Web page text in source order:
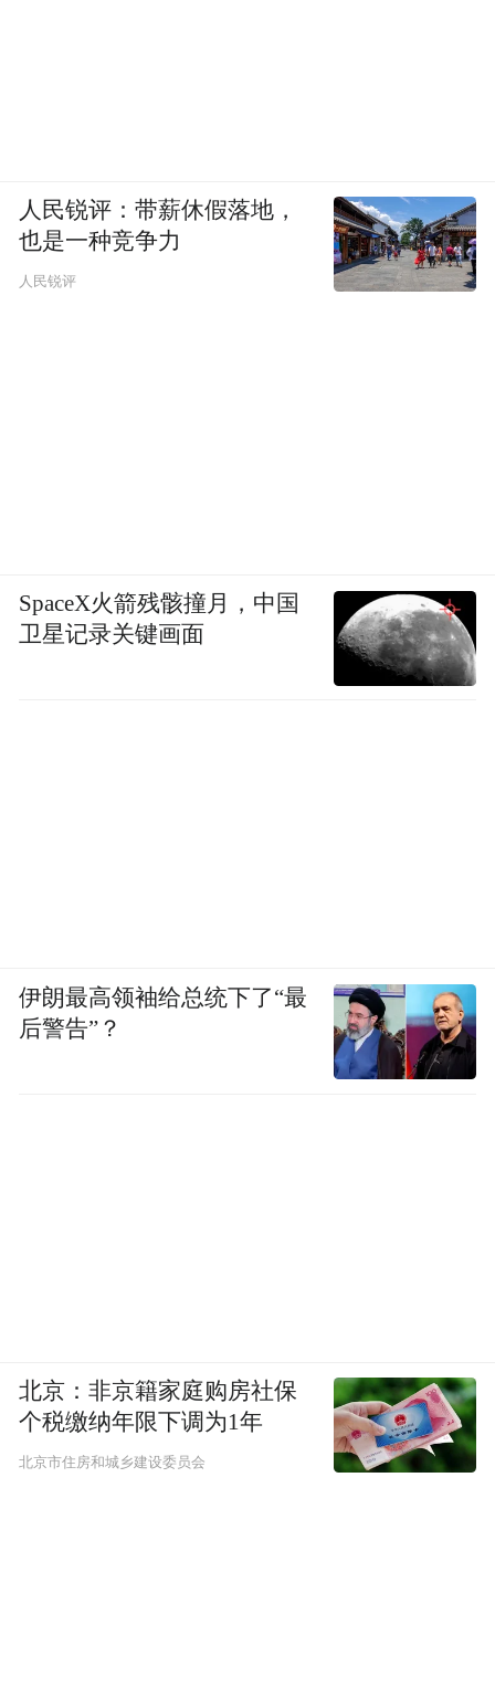
人民锐评：带薪休假落地，
也是一种竞争力
人民锐评
SpaceX火箭残骸撞月，中国
卫星记录关键画面
伊朗最高领袖给总统下了“最
后警告”？
北京：非京籍家庭购房社保
个税缴纳年限下调为1年
北京市住房和城乡建设委员会